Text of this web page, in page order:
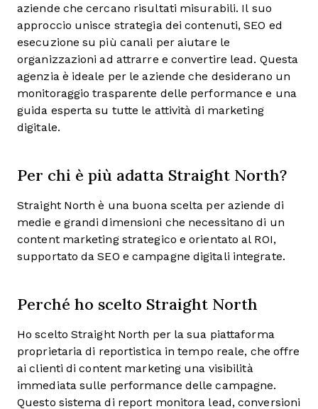
aziende che cercano risultati misurabili. Il suo
approccio unisce strategia dei contenuti, SEO ed
esecuzione su più canali per aiutare le
organizzazioni ad attrarre e convertire lead. Questa
agenzia è ideale per le aziende che desiderano un
monitoraggio trasparente delle performance e una
guida esperta su tutte le attività di marketing
digitale.
Per chi è più adatta Straight North?
Straight North è una buona scelta per aziende di
medie e grandi dimensioni che necessitano di un
content marketing strategico e orientato al ROI,
supportato da SEO e campagne digitali integrate.
Perché ho scelto Straight North
Ho scelto Straight North per la sua piattaforma
proprietaria di reportistica in tempo reale, che offre
ai clienti di content marketing una visibilità
immediata sulle performance delle campagne.
Questo sistema di report monitora lead, conversioni